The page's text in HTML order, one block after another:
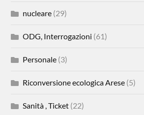
nucleare (29)
ODG, Interrogazioni (61)
Personale (3)
Riconversione ecologica Arese (5)
Sanità , Ticket (22)